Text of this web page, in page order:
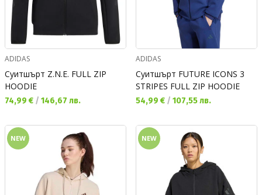
ADIDAS
Суитшърт Z.N.E. FULL ZIP
HOODIE
Текуща цена:
74,99 € / 146,67 лв.
ADIDAS
Суитшърт FUTURE ICONS 3
STRIPES FULL ZIP HOODIE
Текуща цена:
54,99 € / 107,55 лв.
NEW NEW